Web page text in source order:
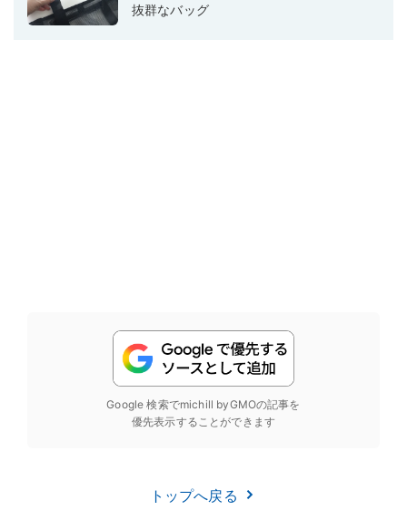
抜群なバッグ
Google 検索でmichill byGMOの記事を
優先表示することができます
トップへ戻る